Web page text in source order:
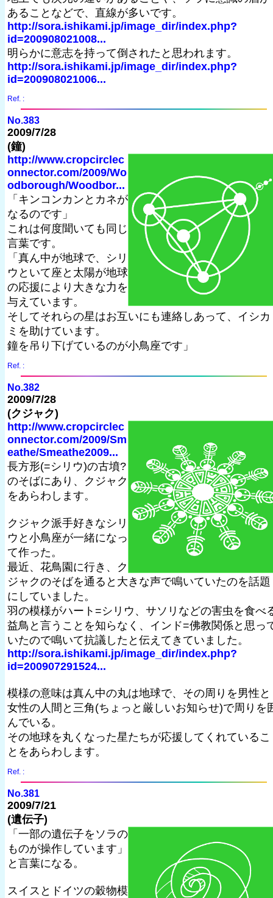
あることなどで、直線が多いです。
http://sora.ishikami.jp/image_dir/index.php?
id=200908021008...
明らかに意志を持って倒されたと思われます。
http://sora.ishikami.jp/image_dir/index.php?
id=200908021006...
Ref. :
No.383
2009/7/28
(鐘)
http://www.cropcirclec
onnector.com/2009/Wo
odborough/Woodbor...
「キンコンカンとカネが
なるのです」
これは何度聞いても同じ
言葉です。
「真ん中が地球で、シリ
ウといて座と太陽が地球
の応援により大きな力を
与えています。
そしてそれらの星はお互いにも連絡しあって、イシカ
ミを助けています。
鐘を吊り下げているのが小鳥座です」
Ref. :
No.382
2009/7/28
(クジャク)
http://www.cropcirclec
onnector.com/2009/Sm
eathe/Smeathe2009...
長方形(=シリウ)の古墳?
のそばにあり、クジャク
をあらわします。
クジャク派手好きなシリ
ウと小鳥座が一緒になっ
て作った。
最近、花鳥園に行き、ク
ジャクのそばを通ると大きな声で鳴いていたのを話題
にしていました。
羽の模様がハート=シリウ、サソリなどの害虫を食べ
益鳥と言うことを知らなく、インド=佛教関係と思っ
いたので鳴いて抗議したと伝えてきていました。
http://sora.ishikami.jp/image_dir/index.php?
id=200907291524...
模様の意味は真ん中の丸は地球で、その周りを男性と
女性の人間と三角(ちょっと厳しいお知らせ)で周りを
んでいる。
その地球を丸くなった星たちが応援してくれているこ
とをあらわします。
Ref. :
No.381
2009/7/21
(遺伝子)
「一部の遺伝子をソラの
ものが操作しています」
と言葉になる。
スイスとドイツの穀物模